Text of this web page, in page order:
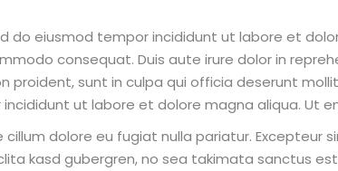
eiusmod tempor incididunt ut labore et
consequat. Duis aute irure dolor in
sunt in culpa qui officia deserunt
ut labore et dolore magna aliqua. Ut
dolore eu fugiat nulla pariatur.
kasd gubergren, no sea takimata sanctus